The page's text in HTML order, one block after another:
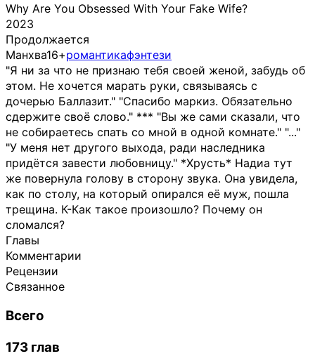
Why Are You Obsessed With Your Fake Wife?
2023
Продолжается
Манхва16+романтикафэнтези
"Я ни за что не признаю тебя своей женой, забудь об
этом. Не хочется марать руки, связываясь с
дочерью Баллазит." "Спасибо маркиз. Обязательно
сдержите своё слово." *** "Вы же сами сказали, что
не собираетесь спать со мной в одной комнате." "..."
"У меня нет другого выхода, ради наследника
придётся завести любовницу." *Хрусть* Надиа тут
же повернула голову в сторону звука. Она увидела,
как по столу, на который опирался её муж, пошла
трещина. К-Как такое произошло? Почему он
сломался?
Главы
Комментарии
Рецензии
Связанное
Всего
173 глав